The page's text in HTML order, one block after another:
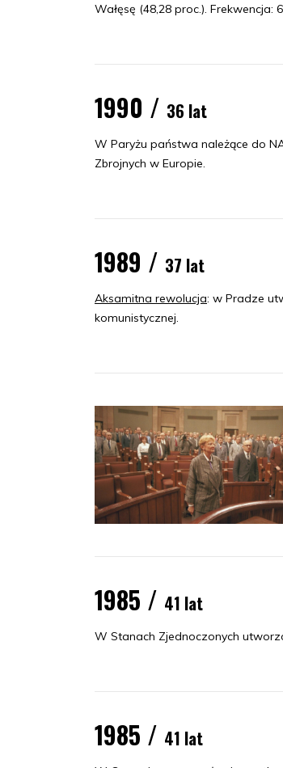
Wałęsę (48,28 proc.). Frekwencja:
1990 / 36 lat
W Paryżu państwa należące do
Zbrojnych w Europie.
1989 / 37 lat
Aksamitna rewolucja: w Pradze
komunistycznej.
1985 / 41 lat
W Stanach Zjednoczonych
1985 / 41 lat